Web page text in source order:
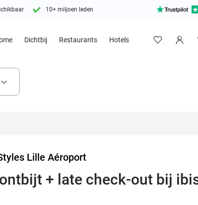
10+ miljoen leden
Dichtbij Restaurants Hotels
keyboard_arrow_down
Lille Aéroport
+ late check-out bij